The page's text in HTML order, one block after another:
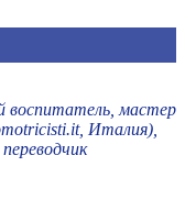
воспитатель, мастер
Италия),